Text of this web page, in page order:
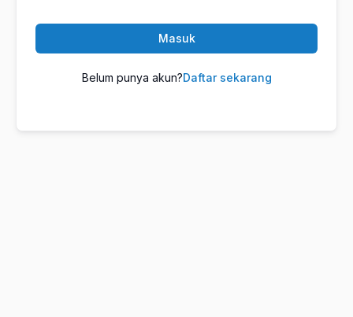
Masuk
Belum punya akun?Daftar sekarang